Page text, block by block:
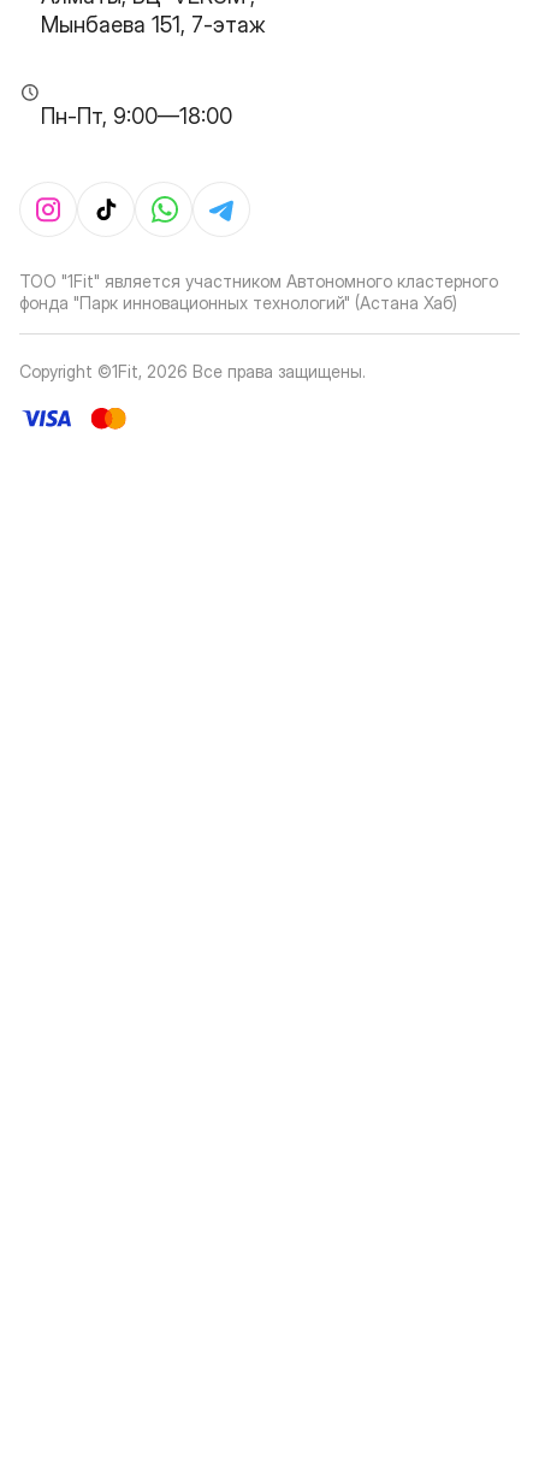
Мынбаева 151, 7-этаж
Пн-Пт, 9:00—18:00
ТОО "1Fit" является участником Автономного кластерного
фонда "Парк инновационных технологий" (Астана Хаб)
Copyright ©1Fit, 2026 Все права защищены.